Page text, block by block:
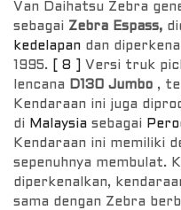
Van Daihatsu Zebra
sebagai Zebra Espass,
kedelapan dan
1995.
[ 8 ]
Versi truk
lencana
D130 Jumbo ,
Kendaraan ini juga
di
Malaysia sebagai
Kendaraan ini memiliki
sepenuhnya membulat.
diperkenalkan,
sama dengan Zebra